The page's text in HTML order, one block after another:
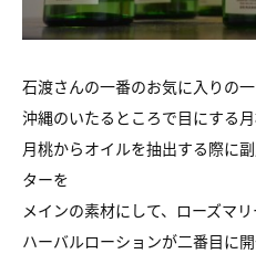
石渡さんの一番のお気に入りの
沖縄のいたるところで目にする月
月桃からオイルを抽出する際に
ターを
メインの素材にして、ローズマ
ハーバルローションが二番目に